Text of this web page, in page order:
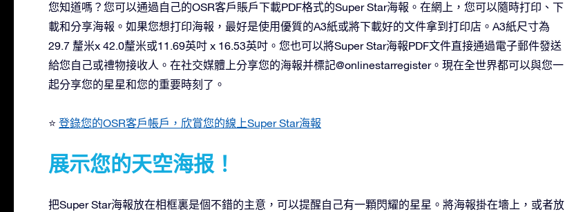
您知道嗎？您可以通過自己的OSR客戶賬戶下載PDF格式的Super Star海報。在網上，您可以隨時打印、下
載和分享海報。如果您想打印海報，最好是使用優質的A3紙或將下載好的文件拿到打印店。A3紙尺寸為
29.7 釐米x 42.0釐米或11.69英吋 x 16.53英吋。您也可以將Super Star海報PDF文件直接通過電子郵件發送
給您自己或禮物接收人。在社交媒體上分享您的海報并標記@onlinestarregister。現在全世界都可以與您一
起分享您的星星和您的重要時刻了。
⭐ 登錄您的OSR客戶帳戶，欣賞您的線上Super Star海報
展示您的天空海报！
把Super Star海報放在相框裏是個不錯的主意，可以提醒自己有一顆閃耀的星星。將海報掛在墻上，或者放